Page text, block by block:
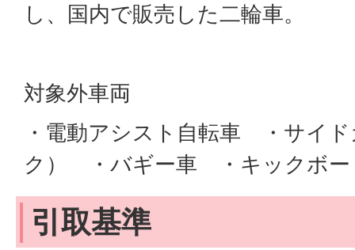
し、国内で販売した二輪車。
対象外車両
・電動アシスト自転車 ・サイ
ク） ・バギー車 ・キックボ
引取基準